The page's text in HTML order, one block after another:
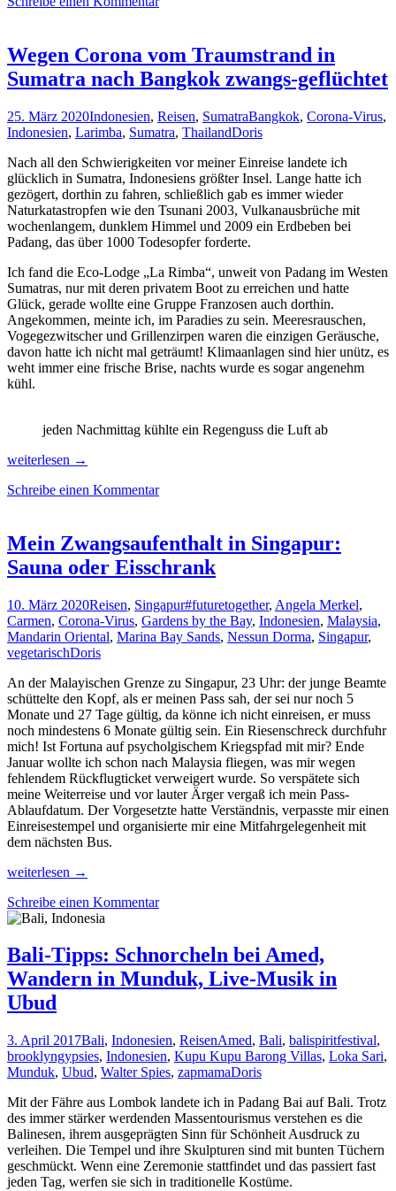
leicht
gemacht
Wegen Corona vom Traumstrand in
Sumatra nach Bangkok zwangs-geflüchtet
25. März 2020Indonesien, Reisen, SumatraBangkok, Corona-Virus,
Indonesien, Larimba, Sumatra, ThailandDoris
Nach all den Schwierigkeiten vor meiner Einreise landete ich
glücklich in Sumatra, Indonesiens größter Insel. Lange hatte ich
gezögert, dorthin zu fahren, schließlich gab es immer wieder
Naturkatastropfen wie den Tsunani 2003, Vulkanausbrüche mit
wochenlangem, dunklem Himmel und 2009 ein Erdbeben bei
Padang, das über 1000 Todesopfer forderte.
Ich fand die Eco-Lodge „La Rimba“, unweit von Padang im Westen
Sumatras, nur mit deren privatem Boot zu erreichen und hatte
Glück, gerade wollte eine Gruppe Franzosen auch dorthin.
Angekommen, meinte ich, im Paradies zu sein. Meeresrauschen,
Vogegezwitscher und Grillenzirpen waren die einzigen Geräusche,
davon hatte ich nicht mal geträumt! Klimaanlagen sind hier unütz, es
weht immer eine frische Brise, nachts wurde es sogar angenehm
kühl.
jeden Nachmittag kühlte ein Regenguss die Luft ab
Wegen
vom
Sumatra
nach
Bangkok
geflüchtet
weiterlesen →
Schreibe einen Kommentar
Mein Zwangsaufenthalt in Singapur:
Sauna oder Eisschrank
10. März 2020Reisen, Singapur#futuretogether, Angela Merkel,
Carmen, Corona-Virus, Gardens by the Bay, Indonesien, Malaysia,
Mandarin Oriental, Marina Bay Sands, Nessun Dorma, Singapur,
vegetarischDoris
An der Malayischen Grenze zu Singapur, 23 Uhr: der junge Beamte
schüttelte den Kopf, als er meinen Pass sah, der sei nur noch 5
Monate und 27 Tage gültig, da könne ich nicht einreisen, er muss
noch mindestens 6 Monate gültig sein. Ein Riesenschreck durchfuhr
mich! Ist Fortuna auf psycholgischem Kriegspfad mit mir? Ende
Januar wollte ich schon nach Malaysia fliegen, was mir wegen
fehlendem Rückflugticket verweigert wurde. So verspätete sich
meine Weiterreise und vor lauter Ärger vergaß ich mein Pass-
Ablaufdatum. Der Vorgesetzte hatte Verständnis, verpasste mir einen
Einreisestempel und organisierte mir eine Mitfahrgelegenheit mit
dem nächsten Bus.
Mein
in
Singapur:
oder
Eisschrank
weiterlesen →
Schreibe einen Kommentar
Bali-Tipps: Schnorcheln bei Amed,
Wandern in Munduk, Live-Musik in
Ubud
3. April 2017Bali, Indonesien, ReisenAmed, Bali, balispiritfestival,
brooklyngypsies, Indonesien, Kupu Kupu Barong Villas, Loka Sari,
Munduk, Ubud, Walter Spies, zapmamaDoris
Mit der Fähre aus Lombok landete ich in Padang Bai auf Bali. Trotz
des immer stärker werdenden Massentourismus verstehen es die
Balinesen, ihrem ausgeprägten Sinn für Schönheit Ausdruck zu
verleihen. Die Tempel und ihre Skulpturen sind mit bunten Tüchern
geschmückt. Wenn eine Zeremonie stattfindet und das passiert fast
jeden Tag, werfen sie sich in traditionelle Kostüme.